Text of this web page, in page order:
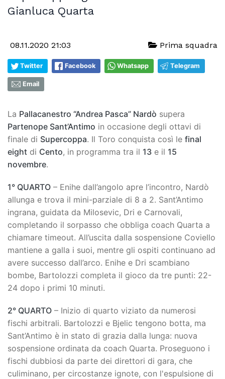
Gianluca Quarta
08.11.2020 21:03 Prima squadra
Twitter Facebook Whatsapp Telegram
Email
La Pallacanestro “Andrea Pasca” Nardò supera
Partenope Sant’Antimo in occasione degli ottavi di
finale di Supercoppa. Il Toro conquista così le final
eight di Cento, in programma tra il 13 e il 15
novembre.
1° QUARTO – Enihe dall’angolo apre l’incontro, Nardò
allunga e trova il mini-parziale di 8 a 2. Sant’Antimo
ingrana, guidata da Milosevic, Dri e Carnovali,
completando il sorpasso che obbliga coach Quarta a
chiamare timeout. All’uscita dalla sospensione Coviello
mantiene a galla i suoi, mentre gli ospiti continuano ad
avere successo dall’arco. Enihe e Dri scambiano
bombe, Bartolozzi completa il gioco da tre punti: 22-
24 dopo i primi 10 minuti.
2° QUARTO – Inizio di quarto viziato da numerosi
fischi arbitrali. Bartolozzi e Bjelic tengono botta, ma
Sant’Antimo è in stato di grazia dalla lunga: nuova
sospensione ordinata da coach Quarta. Proseguono i
fischi dubbiosi da parte dei direttori di gara, che
culiminano, per circostanze ignote, con l'espulsione di